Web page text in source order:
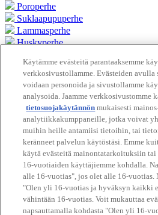
Poroperhe
Suklaapupuperhe
Lammasperhe
Huskyperhe
Lisää
Download Kuvasto
Tuoteluettelo
Sivun ylös
ETUSIVU
Jälleenmyyjät
Tuotteet
Vanhemmille
Yhteystiedot
Käytämme evästeitä parantaaksemme
verkkosivustollamme. Evästeiden avulla
voidaan personoida ja sivustollamme
analysoida. Jaamme verkkosivustomme
tietosuojakäytännön mukaisesti
analytiikkakumppaneille, jotka voivat
muihin heille antamiisi tietoihin, tai
keränneet palvelun käytöstäsi. Emme
käytä evästeitä mainontatarkoituksiin
16-vuotiaiden käyttäjiemme kohdalla.
alle 16-vuotias", jos olet alle 16-vuotias.
"Olen yli 16-vuotias ja hyväksyn kaikki
vähintään 16-vuotias. Voit mukauttaa
napsauttamalla kohdasta "Olen yli 16-